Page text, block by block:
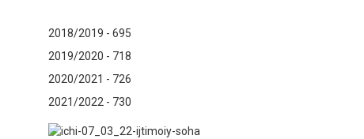
2018/2019 - 695
2019/2020 - 718
2020/2021 - 726
2021/2022 - 730